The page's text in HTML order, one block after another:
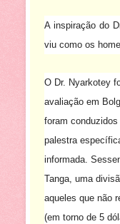
A inspiração do
viu como os
O Dr. Nyarkotey
avaliação em
foram
palestra
informada.
Tanga, uma
aqueles que não
(em torno de 5